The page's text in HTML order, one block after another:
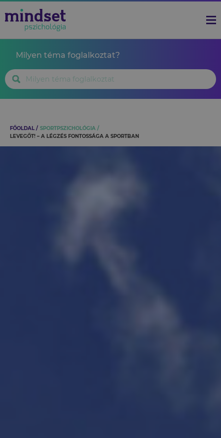
Milyen téma foglalkoztat?
FŐOLDAL
SPORTPSZICHOLÓGIA
LEVEGŐT! – A LÉGZÉS FONTOSSÁGA A SPORTBAN